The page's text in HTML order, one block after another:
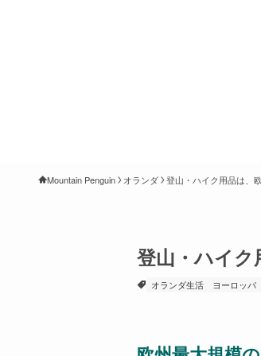
Mountain Penguin オランダ 登山・ハイク用品は、
登山・ハイ
オランダ生活 ヨーロッパ